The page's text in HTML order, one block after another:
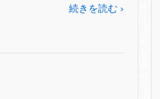
続きを読む ›